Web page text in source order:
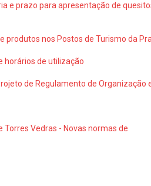
e prazo para apresentação de
produtos nos Postos de Turismo da
horários de utilização
de Regulamento de Organização
Torres Vedras - Novas normas de